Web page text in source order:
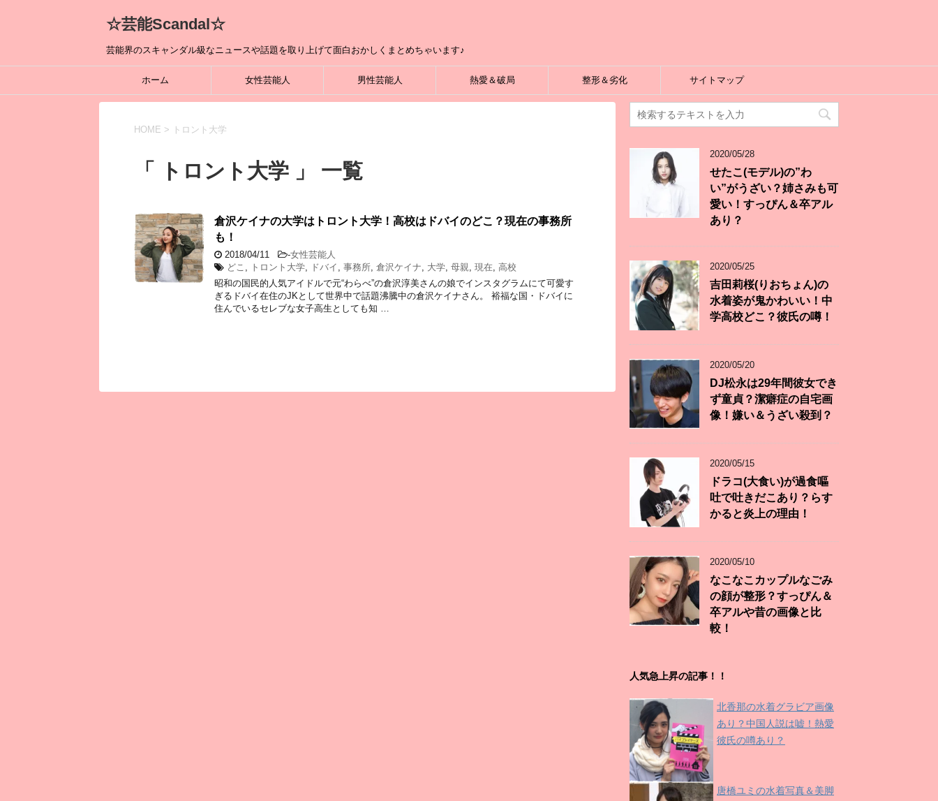
☆芸能Scandal☆
芸能界のスキャンダル級なニュースや話題を取り上げて面白おかしくまとめちゃいます♪
ホーム 女性芸能人 男性芸能人 熱愛＆破局 整形＆劣化 サイトマップ
HOME > トロント大学
「 トロント大学 」 一覧
倉沢ケイナの大学はトロント大学！高校はドバイのどこ？現在の事務所
も！
2018/04/11 -女性芸能人
どこ , トロント大学, ドバイ , 事務所, 倉沢ケイナ, 大学, 母親, 現在, 高校
昭和の国民的人気アイドルで元“わらべ”の倉沢淳美さんの娘でインスタグラムにて可愛す
ぎるドバイ在住のJKとして世界中で話題沸騰中の倉沢ケイナさん。 裕福な国・ドバイに
住んでいるセレブな女子高生としても知 …
2020/05/28
せたこ(モデル)の”わ
い”がうざい？姉さみも可
愛い！すっぴん＆卒アル
あり？
2020/05/25
吉田莉桜(りおちょん)の
水着姿が鬼かわいい！中
学高校どこ？彼氏の噂！
2020/05/20
DJ松永は29年間彼女でき
ず童貞？潔癖症の自宅画
像！嫌い＆うざい殺到？
2020/05/15
ドラコ(大食い)が過食嘔
吐で吐きだこあり？らす
かると炎上の理由！
2020/05/10
なこなこカップルなごみ
の顔が整形？すっぴん＆
卒アルや昔の画像と比
較！
人気急上昇の記事！！
北香那の水着グラビア画像
あり？中国人説は嘘！熱愛
彼氏の噂あり？
唐橋ユミの水着写真＆美脚